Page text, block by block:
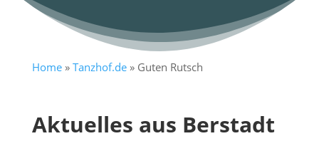
Home» Tanzhof.de» Guten Rutsch
Aktuelles aus Berstadt